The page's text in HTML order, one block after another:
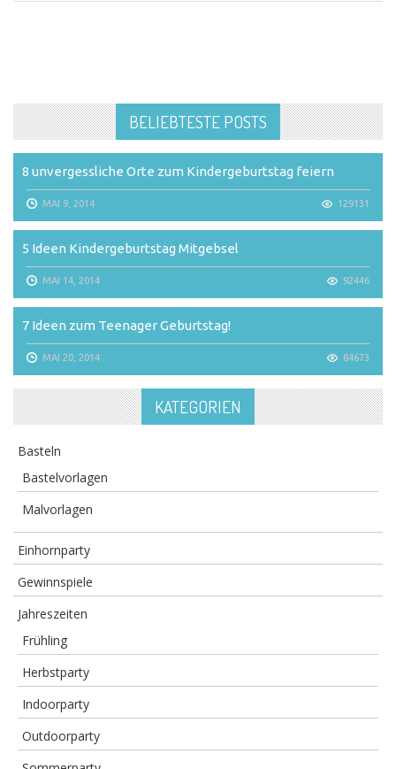
BELIEBTESTE POSTS
8 unvergessliche Orte zum Kindergeburtstag feiern
MAI 9, 2014 129131
5 Ideen Kindergeburtstag Mitgebsel
MAI 14, 2014 92446
7 Ideen zum Teenager Geburtstag!
MAI 20, 2014 84673
KATEGORIEN
Basteln
Bastelvorlagen
Malvorlagen
Einhornparty
Gewinnspiele
Jahreszeiten
Frühling
Herbstparty
Indoorparty
Outdoorparty